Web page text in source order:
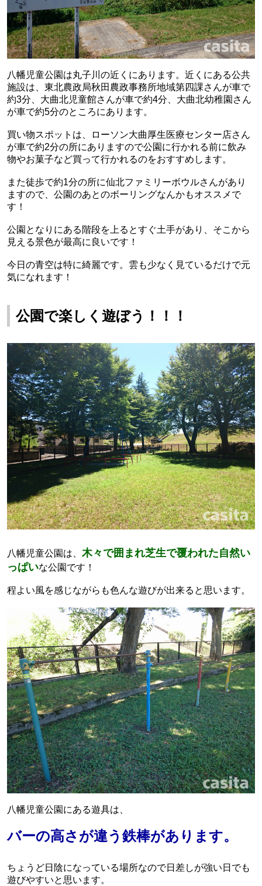
八幡児童公園は丸子川の近くにあります。近くにある公共
施設は、東北農政局秋田農政事務所地域第四課さんが車で
約3分、大曲北児童館さんが車で約4分、大曲北幼稚園さん
が車で約5分のところにあります。
買い物スポットは、ローソン大曲厚生医療センター店さん
が車で約2分の所にありますので公園に行かれる前に飲み
物やお菓子など買って行かれるのをおすすめします。
また徒歩で約1分の所に仙北ファミリーボウルさんがあり
ますので、公園のあとのボーリングなんかもオススメで
す！
公園となりにある階段を上るとすぐ土手があり、そこから
見える景色が最高に良いです！
今日の青空は特に綺麗です。雲も少なく見ているだけで元
気になれます！
公園で楽しく遊ぼう！！！
八幡児童公園は、 木々で囲まれ芝生で覆われた自然い
っぱいな公園です！
程よい風を感じながらも色んな遊びが出来ると思います。
八幡児童公園にある遊具は、
バーの高さが違う鉄棒があります。
ちょうど日陰になっている場所なので日差しが強い日でも
遊びやすいと思います。